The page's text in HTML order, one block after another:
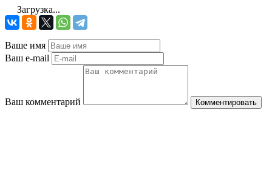
Загрузка...
Ваше имя
Ваш e-mail
Ваш комментарий Комментировать